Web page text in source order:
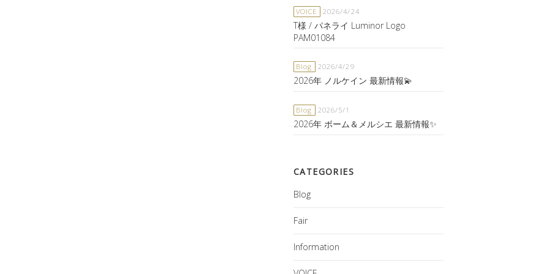
VOICE 2026/4/24
T様 / パネライ Luminor Logo
PAM01084
Blog 2026/4/29
2026年 ノルケイン 最新情報💫
Blog 2026/5/1
2026年 ボーム＆メルシエ 最新情報✨
CATEGORIES
Blog
Fair
Information